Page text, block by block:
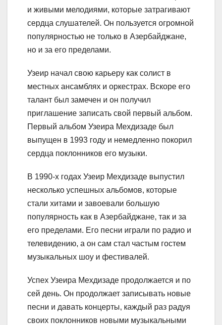
и живыми мелодиями, которые затрагивают
сердца слушателей. Он пользуется огромной
популярностью не только в Азербайджане,
но и за его пределами.
Узеир начал свою карьеру как солист в
местных ансамблях и оркестрах. Вскоре его
талант был замечен и он получил
приглашение записать свой первый альбом.
Первый альбом Узеира Мехдизаде был
выпущен в 1993 году и немедленно покорил
сердца поклонников его музыки.
В 1990-х годах Узеир Мехдизаде выпустил
несколько успешных альбомов, которые
стали хитами и завоевали большую
популярность как в Азербайджане, так и за
его пределами. Его песни играли по радио и
телевидению, а он сам стал частым гостем
музыкальных шоу и фестивалей.
Успех Узеира Мехдизаде продолжается и по
сей день. Он продолжает записывать новые
песни и давать концерты, каждый раз радуя
своих поклонников новыми музыкальными